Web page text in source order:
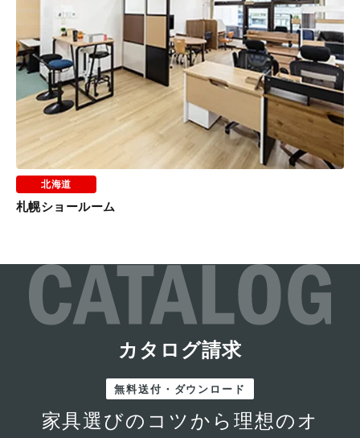
北海道
札幌ショールーム
カタログ請求
無料送付・ダウンロード
家具選びのコツから理想のオ